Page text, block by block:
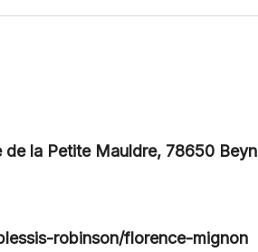
de la Petite Mauldre, 78650 Beyn
robinson/florence-mignon